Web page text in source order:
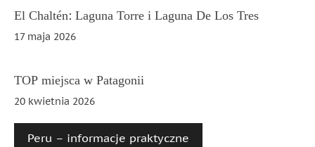
El Chaltén: Laguna Torre i Laguna De Los Tres
17 maja 2026
TOP miejsca w Patagonii
20 kwietnia 2026
Peru – informacje praktyczne